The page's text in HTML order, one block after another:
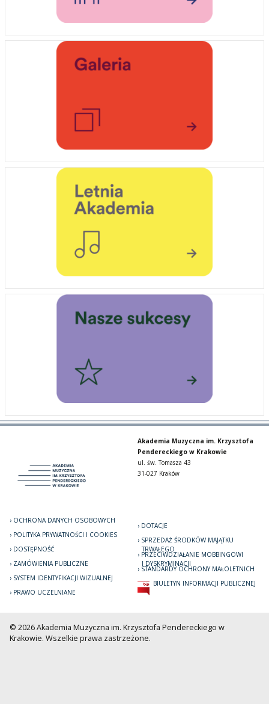
Akademia Muzyczna im. Krzysztofa
Pendereckiego w Krakowie
ul. św. Tomasza 43
31-027 Kraków
OCHRONA DANYCH OSOBOWYCH
POLITYKA PRYWATNOŚCI I COOKIES
DOSTĘPNOŚĆ
ZAMÓWIENIA PUBLICZNE
SYSTEM IDENTYFIKACJI WIZUALNEJ
PRAWO UCZELNIANE
DOTACJE
SPRZEDAŻ ŚRODKÓW MAJĄTKU
TRWAŁEGO
PRZECIWDZIAŁANIE MOBBINGOWI
I DYSKRYMINACJI
STANDARDY OCHRONY MAŁOLETNICH
BIULETYN INFORMACJI PUBLICZNEJ
© 2026 Akademia Muzyczna im. Krzysztofa Pendereckiego w
Krakowie. Wszelkie prawa zastrzeżone.